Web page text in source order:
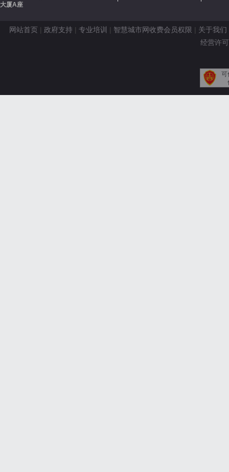
大厦A座
网站首页 | 政府支持 | 专业培训 | 智慧城市网收费会员权限 | 关于我们
经营许
可